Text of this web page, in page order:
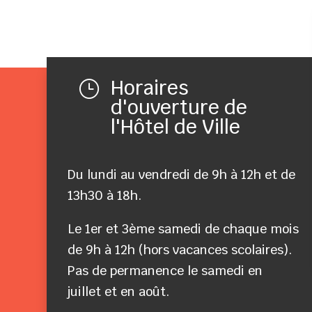
} Horaires
d'ouverture de
l'Hôtel de Ville
Du lundi au vendredi de 9h à 12h et de
13h30 à 18h.
Le 1er et 3ème samedi de chaque mois
de 9h à 12h (hors vacances scolaires).
Pas de permanence le samedi en
juillet et en août.